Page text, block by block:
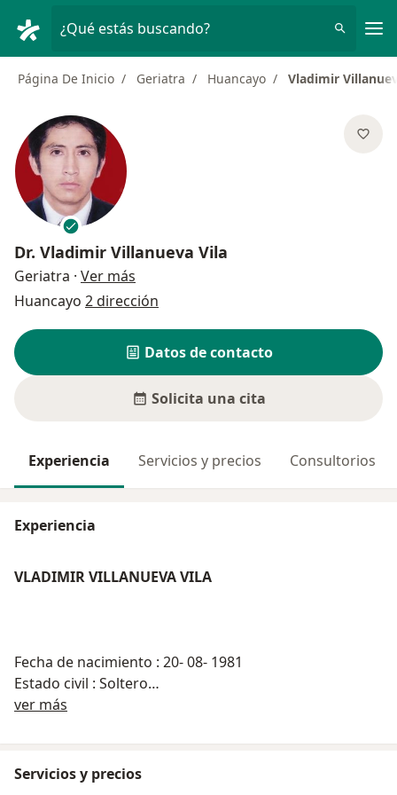
¿Qué estás buscando?
Página De Inicio Geriatra Huancayo Vladimir
Dr. Vladimir Villanueva Vila
Geriatra · Ver más
Huancayo 2 dirección
Datos de contacto
Solicita una cita
Experiencia Servicios y precios Consultorios
Experiencia
VLADIMIR VILLANUEVA VILA
Fecha de nacimiento : 20- 08- 1981
Estado civil : Soltero
Direccion :Jr. San Gregorio N°187 san carlos Huancayo
ver más
Servicios y precios